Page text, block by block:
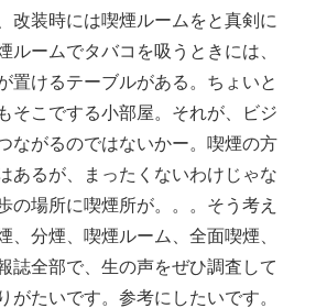
改装時には喫煙ルームをと真剣に
ルームでタバコを吸うときには、
置けるテーブルがある。ちょいと
そこでする小部屋。それが、ビジ
ながるのではないかー。喫煙の方
あるが、まったくないわけじゃな
の場所に喫煙所が。。。そう考え
、分煙、喫煙ルーム、全面喫煙、
誌全部で、生の声をぜひ調査して
がたいです。参考にしたいです。